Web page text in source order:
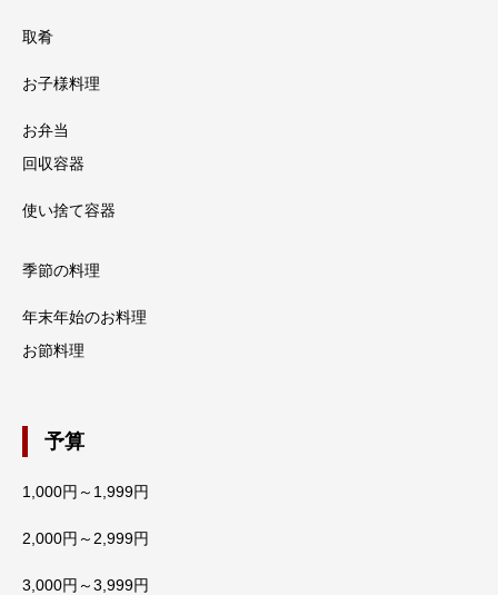
取肴
お子様料理
お弁当
回収容器
使い捨て容器
季節の料理
年末年始のお料理
お節料理
予算
1,000円～1,999円
2,000円～2,999円
3,000円～3,999円